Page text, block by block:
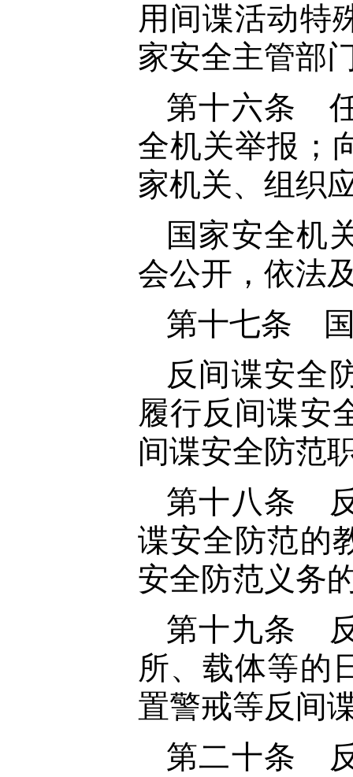
用间谍活动特
家安全主管部
第十六条
全机关举报；
家机关、组织
国家安全机
会公开，依法
第十七条 国
反间谍安全
履行反间谍安
间谍安全防范
第十八条
谍安全防范的
安全防范义务
第十九条
所、载体等的
置警戒等反间
第二十条